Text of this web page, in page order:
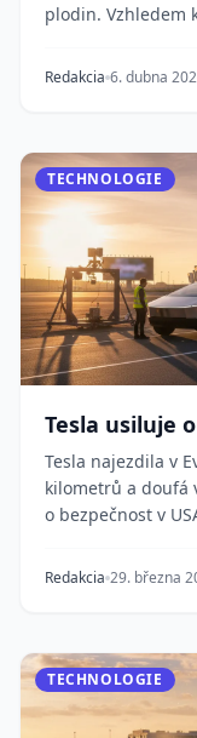
plodin. Vzhledem
Redakcia 6. dubna
TECHNOLOGIE
Tesla usiluje
Tesla najezdila v
kilometrů a doufá
o bezpečnost v
Redakcia 29. března
TECHNOLOGIE